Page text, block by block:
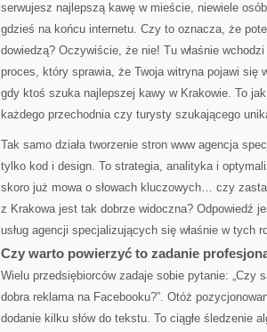
serwujesz najlepszą kawę w mieście, niewiele
gdzieś na końcu internetu. Czy to oznacza, że
dowiedzą? Oczywiście, że nie! Tu właśnie
proces, który sprawia, że Twoja witryna pojawi się
gdy ktoś szuka najlepszej kawy w Krakowie. To
każdego przechodnia czy turysty szukającego
Tak samo działa tworzenie stron www agencja
tylko kod i design. To strategia, analityka i
skoro już mowa o słowach kluczowych… czy
z Krakowa jest tak dobrze widoczna? Odpowiedź
usług agencji specjalizujących się właśnie w tych
Czy warto powierzyć to zadanie
Wielu przedsiębiorców zadaje sobie pytanie: „Czy
dobra reklama na Facebooku?”. Otóż
dodanie kilku słów do tekstu. To ciągłe śledzenie